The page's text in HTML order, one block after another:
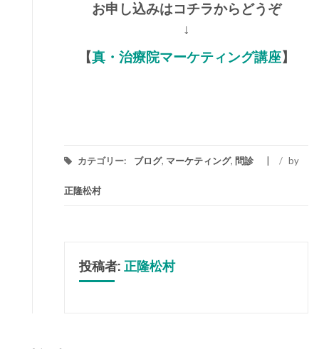
お申し込みはコチラからどうぞ
↓
【真・治療院マーケティング講座】
カテゴリー: ブログ, マーケティング, 問診 / by
正隆松村
投稿者: 正隆松村